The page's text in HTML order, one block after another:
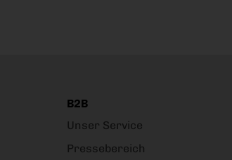
B2B
Unser Service
Pressebereich